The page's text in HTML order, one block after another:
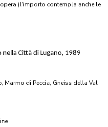
(l'importo contempla anche le
nella Città di Lugano, 1989
Marmo di Peccia, Gneiss della Val